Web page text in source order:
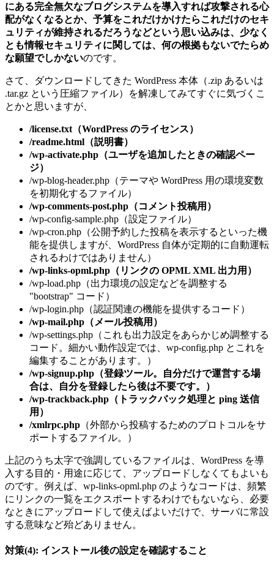
にある完全無欠なブログシステムを導入すれば攻撃される心
配がなくなるとか、予算をこれだけかけたらこれだけのセキ
ュリティが維持されるだろうなどという思い込みは、少なく
とも情報セキュリティに関しては、何の根拠もないでたらめ
な願望でしかないのです。
さて、ダウンロードしてきた WordPress 本体（.zip あるいは
.tar.gz という圧縮ファイル）を解凍してみてすぐに気づくこ
とかと思いますが、
/license.txt（WordPress のライセンス）
/readme.html（説明書）
/wp-activate.php（ユーザを追加したときの確認ペー
ジ）
/wp-blog-header.php（テーマや WordPress 用の環境変数
を初期化するファイル）
/wp-comments-post.php（コメント投稿用）
/wp-config-sample.php（設定ファイル）
/wp-cron.php（公開予約した投稿を表示するといった機
能を提供しますが、WordPress 自体が定期的に自動運転
されるわけではありません）
/wp-links-opml.php（リンクの OPML XML 出力用）
/wp-load.php（出力環境の設定などを調整する
"bootstrap" コード）
/wp-login.php（認証関連の機能を提供するコード）
/wp-mail.php（メール投稿用）
/wp-settings.php（これも出力設定をあらかじめ調整する
コード。細かい動作設定では、wp-config.php とこれを
編集することがあります。）
/wp-signup.php（登録ツール。自分だけで運営する場
合は、自分を登録したら後は不要です。）
/wp-trackback.php（トラックバック処理と ping 送信
用）
/xmlrpc.php （外部から投稿するためのプロトコルをサ
ポートするファイル。）
上記のうち太字で強調しているファイルは、WordPress を導
入する目的・用途に応じて、アップロードしなくてもよいも
のです。例えば、wp-links-opml.php のようなコードは、頻繁
にリンクの一覧をエクスポートするわけでもないなら、必要
なときにアップロードして使えばよいだけで、サーバに常設
する意味など殆どありません。
対策(4): インストール後の設定を確認すること